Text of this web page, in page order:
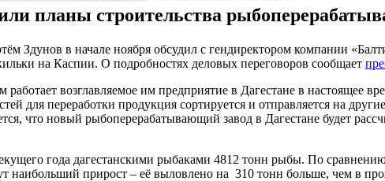
планы строительства
Здунов в начале ноября обсудил с гендиректором компании
на Каспии. О подробностях деловых переговоров сообщает
работает возглавляемое им предприятие в Дагестане в настоящее
для переработки продукция сортируется и отправляется на
что новый рыбоперерабатывающий завод в Дагестане будет
года дагестанскими рыбаками 4812 тонн рыбы. По
наибольший прирост – её выловлено на 310 тонн больше, чем в